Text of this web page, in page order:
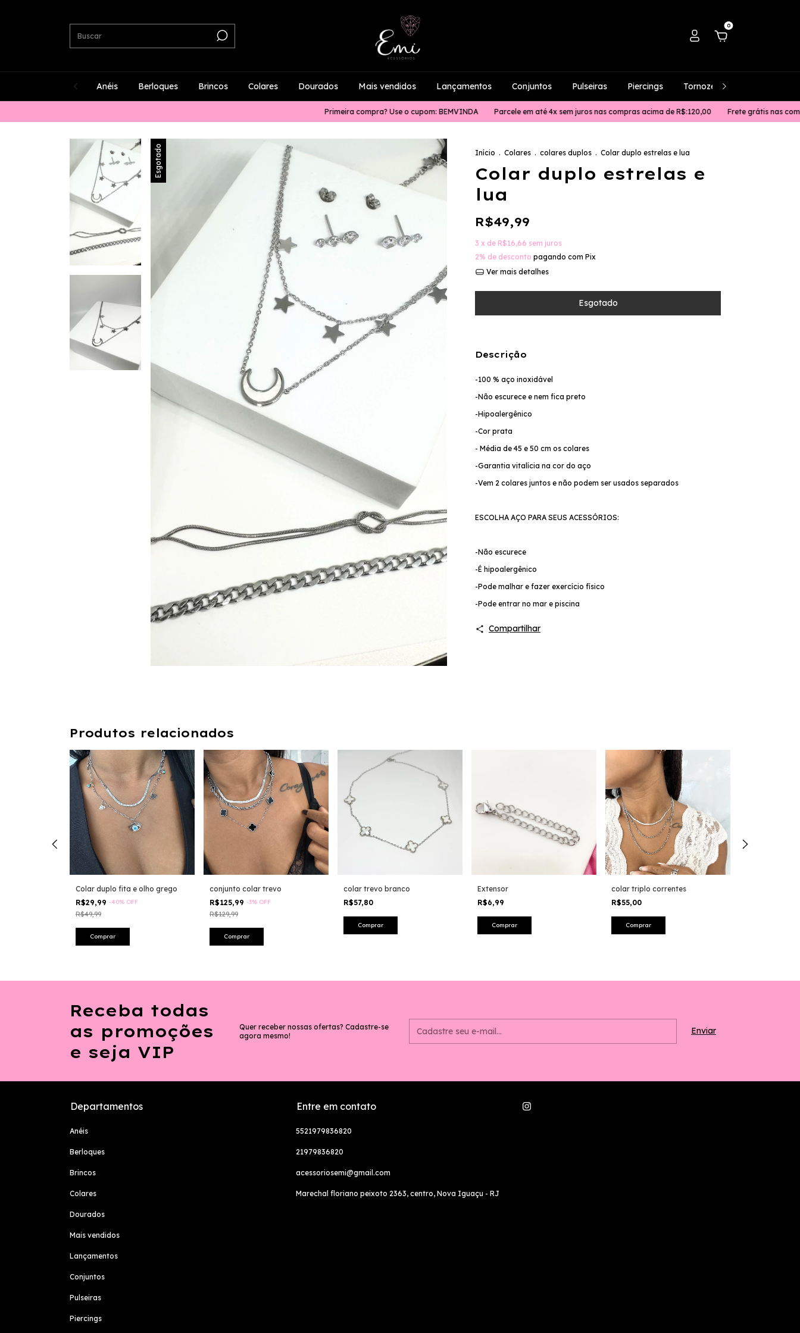
0
Anéis Berloques Brincos Colares Dourados Mais vendidos Lançamentos Conjuntos Pulseiras Piercings Tornozeleiras
Primeira compra? Use o cupom: BEMVINDA Parcele em até 4x sem juros nas compras acima de R$:120,00 Frete grátis nas compras
Esgotado Início . Colares . colares duplos . Colar duplo estrelas e lua
Colar duplo estrelas e
lua
R$49,99
3 x de R$16,66 sem juros
2% de desconto pagando com Pix
Ver mais detalhes
Descrição
-100 % aço inoxidável
-Não escurece e nem fica preto
-Hipoalergênico
-Cor prata
- Média de 45 e 50 cm os colares
-Garantia vitalícia na cor do aço
-Vem 2 colares juntos e não podem ser usados separados
ESCOLHA AÇO PARA SEUS ACESSÓRIOS:
-Não escurece
-É hipoalergênico
-Pode malhar e fazer exercício físico
-Pode entrar no mar e piscina
Compartilhar
Produtos relacionados
Colar duplo fita e olho grego
R$29,99 -40% OFF
R$49,99
conjunto colar trevo
R$125,99 -3% OFF
R$129,99
colar trevo branco
R$57,80
Extensor
R$6,99
colar triplo correntes
R$55,00
Receba todas
as promoções
e seja VIP
Quer receber nossas ofertas? Cadastre-se
agora mesmo!
Departamentos
Anéis
Berloques
Brincos
Colares
Dourados
Mais vendidos
Lançamentos
Conjuntos
Pulseiras
Piercings
Entre em contato
5521979836820
21979836820
acessoriosemi@gmail.com
Marechal floriano peixoto 2363, centro, Nova Iguaçu - RJ